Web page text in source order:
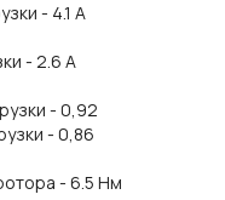
- 4.1 A
- 2.6 A
- 0,92
- 0,86
- 6.5 Нм